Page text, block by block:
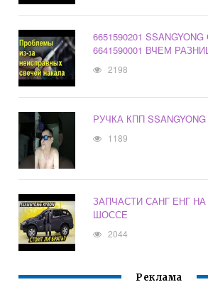
6651590201
6641590001 ВЧЕМ
2198
РУЧКА КПП SSANGYONG
1189
ЗАПЧАСТИ САНГ ЕНГ
ШОССЕ
2044
Реклама